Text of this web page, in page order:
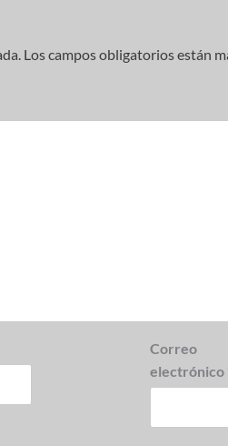
Los campos obligatorios están
Correo
electrónico